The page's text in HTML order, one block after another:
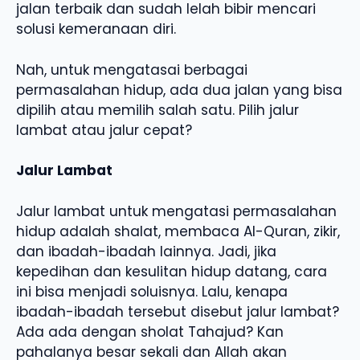
jalan terbaik dan sudah lelah bibir mencari
solusi kemeranaan diri.
Nah, untuk mengatasai berbagai
permasalahan hidup, ada dua jalan yang bisa
dipilih atau memilih salah satu. Pilih jalur
lambat atau jalur cepat?
Jalur Lambat
Jalur lambat untuk mengatasi permasalahan
hidup adalah shalat, membaca Al-Quran, zikir,
dan ibadah-ibadah lainnya. Jadi, jika
kepedihan dan kesulitan hidup datang, cara
ini bisa menjadi soluisnya. Lalu, kenapa
ibadah-ibadah tersebut disebut jalur lambat?
Ada ada dengan sholat Tahajud? Kan
pahalanya besar sekali dan Allah akan